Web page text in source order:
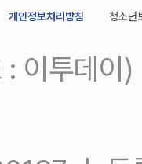
개인정보처리방침 청소년
: 이투데